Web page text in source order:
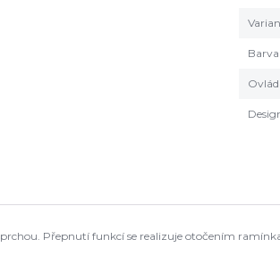
Barva
Přepnutí funkcí se realizuje otočením